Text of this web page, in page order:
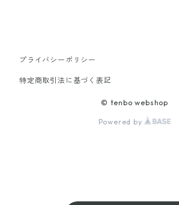
タイツ
プライバシーポリシー
特定商取引法に基づく表記
© tenbo webshop
Powered by